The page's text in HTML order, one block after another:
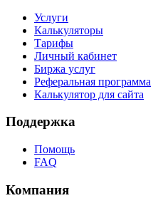
Услуги
Калькуляторы
Тарифы
Личный кабинет
Биржа услуг
Реферальная программа
Калькулятор для сайта
Поддержка
Помощь
FAQ
Компания